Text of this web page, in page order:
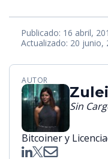
Publicado: 16 abril,
Actualizado: 20 junio,
AUTOR
Sin
Bitcoiner y